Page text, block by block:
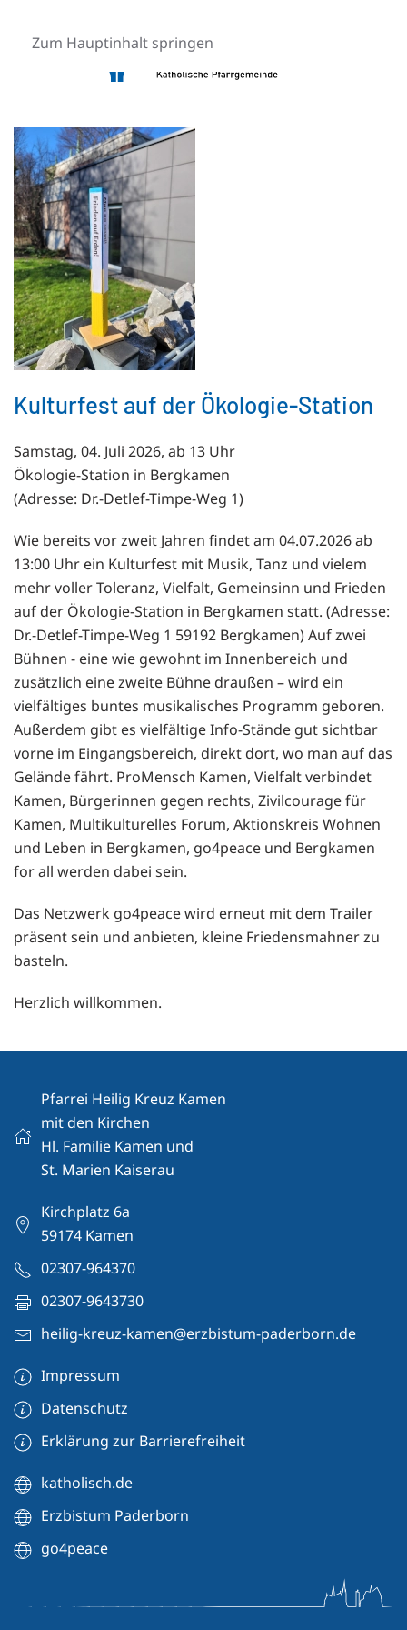
Zum Hauptinhalt springen
Kulturfest auf der Ökologie-Station
Samstag, 04. Juli 2026, ab 13 Uhr
Ökologie-Station in Bergkamen
(Adresse: Dr.-Detlef-Timpe-Weg 1)
Wie bereits vor zweit Jahren findet am 04.07.2026 ab
13:00 Uhr ein Kulturfest mit Musik, Tanz und vielem
mehr voller Toleranz, Vielfalt, Gemeinsinn und Frieden
auf der Ökologie-Station in Bergkamen statt. (Adresse:
Dr.-Detlef-Timpe-Weg 1 59192 Bergkamen) Auf zwei
Bühnen - eine wie gewohnt im Innenbereich und
zusätzlich eine zweite Bühne draußen – wird ein
vielfältiges buntes musikalisches Programm geboren.
Außerdem gibt es vielfältige Info-Stände gut sichtbar
vorne im Eingangsbereich, direkt dort, wo man auf das
Gelände fährt. ProMensch Kamen, Vielfalt verbindet
Kamen, Bürgerinnen gegen rechts, Zivilcourage für
Kamen, Multikulturelles Forum, Aktionskreis Wohnen
und Leben in Bergkamen, go4peace und Bergkamen
for all werden dabei sein.
Das Netzwerk go4peace wird erneut mit dem Trailer
präsent sein und anbieten, kleine Friedensmahner zu
basteln.
Herzlich willkommen.
Pfarrei Heilig Kreuz Kamen
mit den Kirchen
Hl. Familie Kamen und
St. Marien Kaiserau
Kirchplatz 6a
59174 Kamen
02307-964370
02307-9643730
heilig-kreuz-kamen@erzbistum-paderborn.de
Impressum
Datenschutz
Erklärung zur Barrierefreiheit
katholisch.de
Erzbistum Paderborn
go4peace